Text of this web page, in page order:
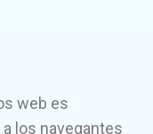
web es
los navegantes